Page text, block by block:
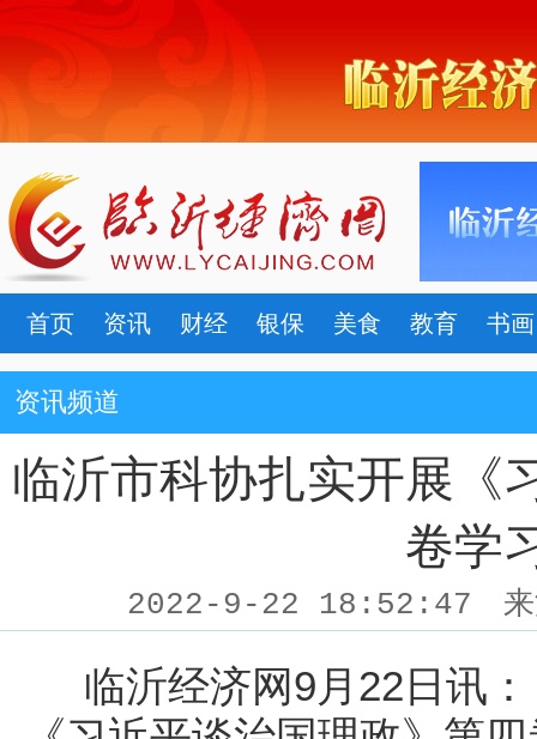
首页 资讯 财经 银保 美食 教育 书画
资讯频道
临沂市科协扎实开展《
卷学
2022-9-22 18:52:47
临沂经济网9月22日讯：